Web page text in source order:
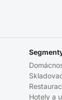
Hotely a